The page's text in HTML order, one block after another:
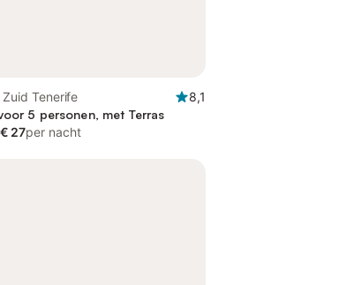
Zuid Tenerife
8,1
5 personen, met Terras
€ 27per nacht